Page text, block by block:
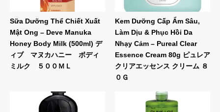
Sữa Dưỡng Thể Chiết Xuất
Mật Ong – Deve Manuka
Honey Body Milk (500ml) デ
ィブ マヌカハニー ボディ
ミルク ５００ＭＬ
Kem Dưỡng Cấp Ẩm Sâu,
Làm Dịu & Phục Hồi Da
Nhạy Cảm – Pureal Clear
Essence Cream 80g ピュレア
クリアエッセンス クリーム ８
０Ｇ